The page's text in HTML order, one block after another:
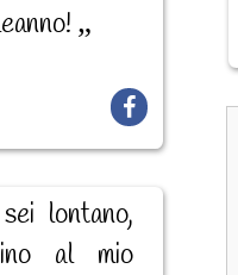
lontano,
al mio